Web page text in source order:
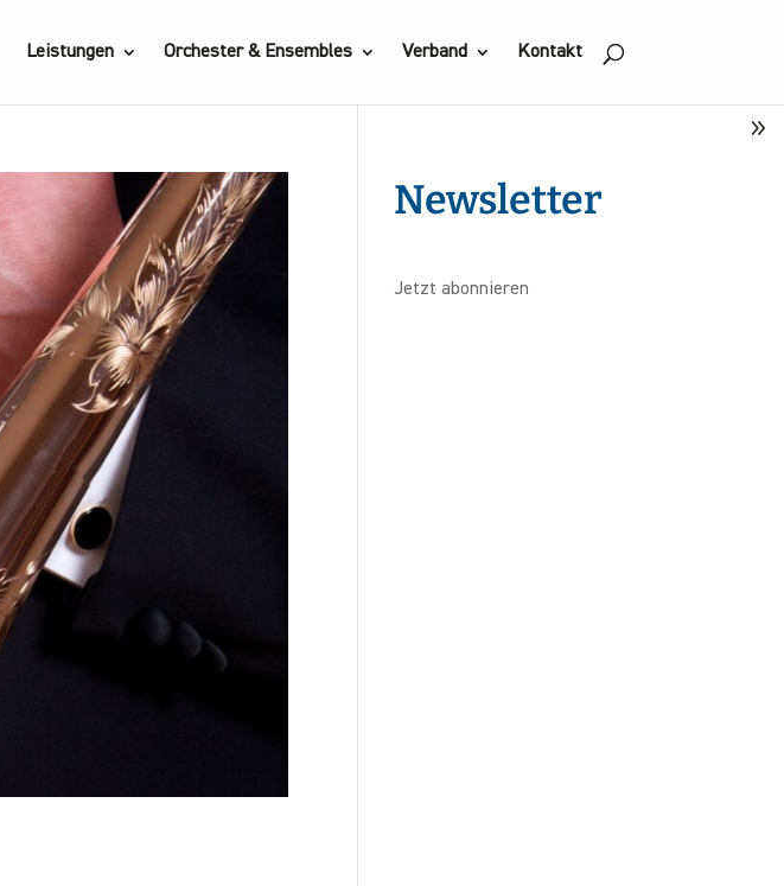
Leistungen Orchester & Ensembles Verband Kontakt
Newsletter
Jetzt abonnieren